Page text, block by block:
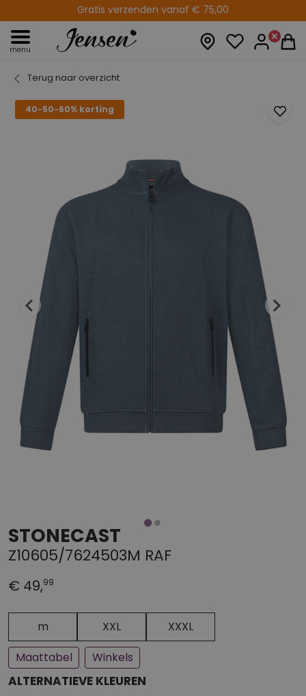
Gratis verzenden vanaf € 75,00
menu
Terug naar overzicht
40-50-60% korting
STONECAST
Z10605/7624503M RAF
€ 49,99
Een paar stuks op voorraad
Bijna uitverkocht
m XXL
XXXL
Maattabel
Winkels
ALTERNATIEVE KLEUREN